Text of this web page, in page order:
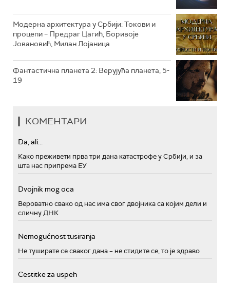
Модерна архитектура у Србији: Токови и
процепи – Предраг Цагић, Боривоје
Јовановић, Милан Лојаница
Фантастична планета 2: Верујућа планета, 5-
19
КОМЕНТАРИ
Da, ali...
Како преживети прва три дана катастрофе у Србији, и за
шта нас припрема ЕУ
Dvojnik mog oca
Вероватно свако од нас има свог двојника са којим дели и
сличну ДНК
Nemogućnost tusiranja
Не туширате се сваког дана – не стидите се, то је здраво
Cestitke za uspeh